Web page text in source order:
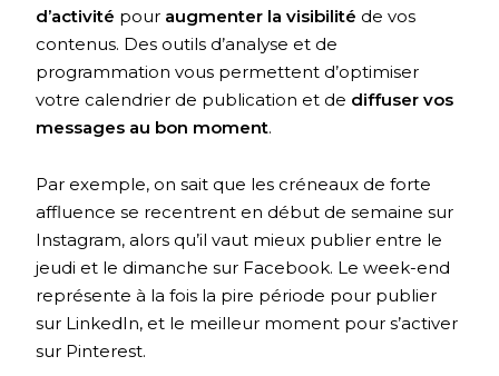
d’activité pour augmenter la visibilité de vos
contenus. Des outils d’analyse et de
programmation vous permettent d’optimiser
votre calendrier de publication et de diffuser vos
messages au bon moment.
Par exemple, on sait que les créneaux de forte
affluence se recentrent en début de semaine sur
Instagram, alors qu’il vaut mieux publier entre le
jeudi et le dimanche sur Facebook. Le week-end
représente à la fois la pire période pour publier
sur LinkedIn, et le meilleur moment pour s’activer
sur Pinterest.